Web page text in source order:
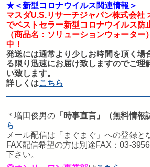
★＜新型コロナウイルス関連情報＞
マスダU.S.リサーチジャパン株式会社
でベストセラー新型コロナウイルス防
（商品名： ソリューションウォーター
中！
発送には通常より少しお時間を頂く場
る限り迅速にお届け致しますのでご理
い致します。
詳しくはこちら
＊増田俊男の 「時事直言」（無料情報
ら
メール配信は「まぐまぐ」への登録と
FAX配信希望の方は別途FAX：03-
下さい。